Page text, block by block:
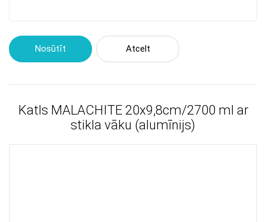
Nosūtīt Atcelt
Katls MALACHITE 20x9,8cm/2700 ml ar
stikla vāku (alumīnijs)